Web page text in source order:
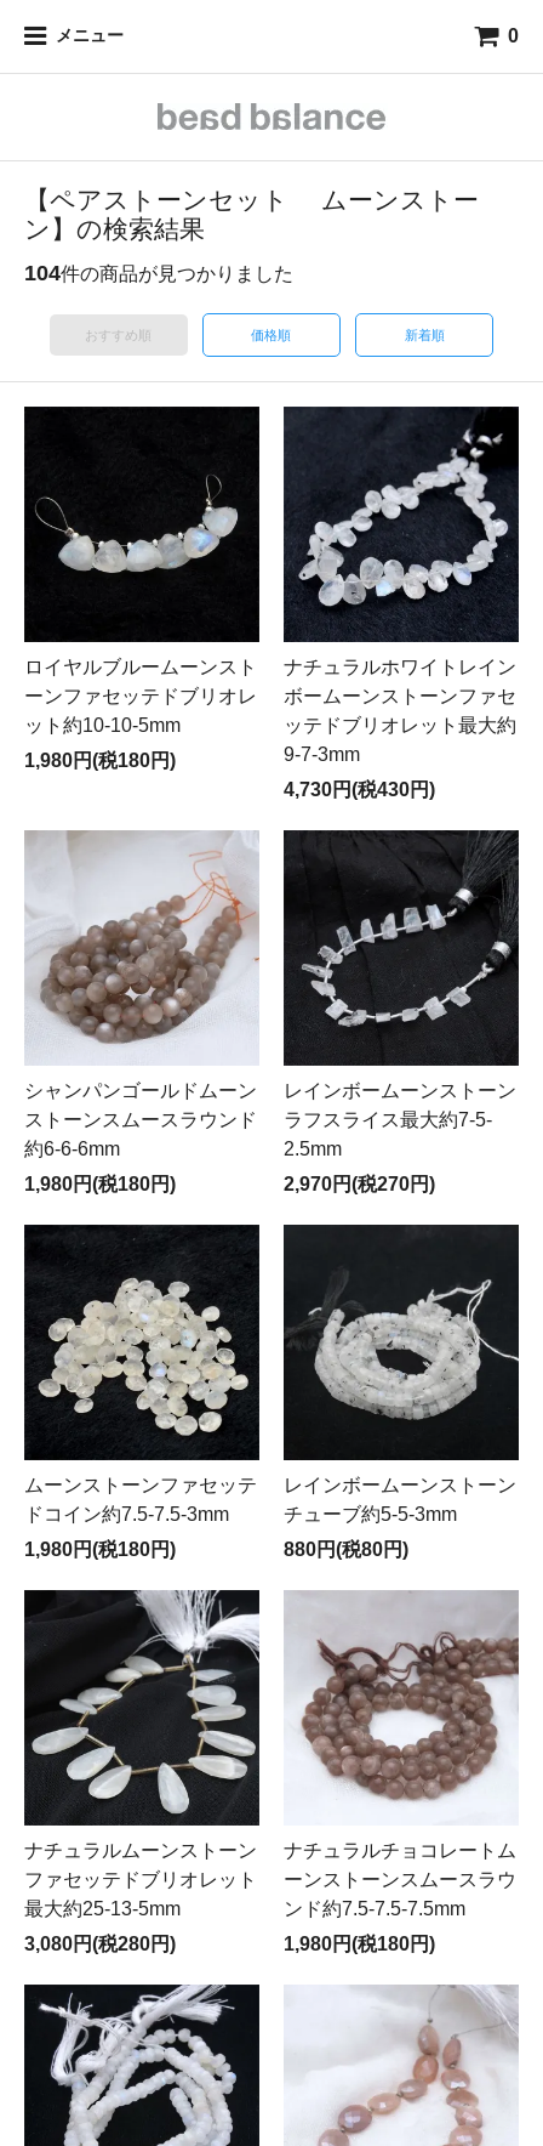
メニュー 0
【ペアストーンセット ムーンストー
ン】の検索結果
104件の商品が見つかりました
おすすめ順 価格順 新着順
ロイヤルブルームーンスト
ーンファセッテドブリオレ
ット約10-10-5mm
1,980円(税180円)
ナチュラルホワイトレイン
ボームーンストーンファセ
ッテドブリオレット最大約
9-7-3mm
4,730円(税430円)
シャンパンゴールドムーン
ストーンスムースラウンド
約6-6-6mm
1,980円(税180円)
レインボームーンストーン
ラフスライス最大約7-5-
2.5mm
2,970円(税270円)
ムーンストーンファセッテ
ドコイン約7.5-7.5-3mm
1,980円(税180円)
レインボームーンストーン
チューブ約5-5-3mm
880円(税80円)
ナチュラルムーンストーン
ファセッテドブリオレット
最大約25-13-5mm
3,080円(税280円)
ナチュラルチョコレートム
ーンストーンスムースラウ
ンド約7.5-7.5-7.5mm
1,980円(税180円)